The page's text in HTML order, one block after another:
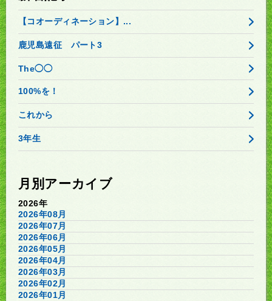
【コオーディネーション】...
鹿児島遠征 パート3
The◯◯
100%を！
これから
3年生
月別アーカイブ
2026年
2026年08月
2026年07月
2026年06月
2026年05月
2026年04月
2026年03月
2026年02月
2026年01月